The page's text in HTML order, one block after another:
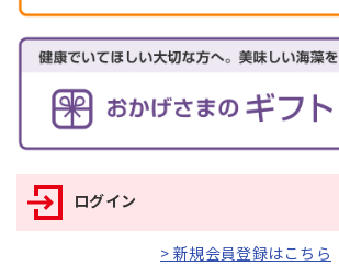
ログイン
> 新規会員登録はこちら